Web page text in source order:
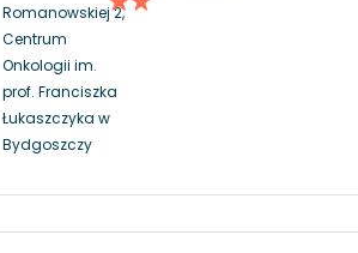
Romanowskiej 2,
Centrum
Onkologii im.
prof. Franciszka
Łukaszczyka w
Bydgoszczy